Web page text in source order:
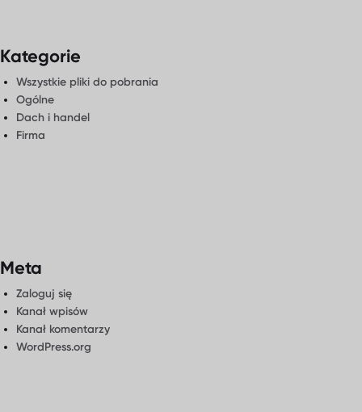
Kategorie
Wszystkie pliki do pobrania
Ogólne
Dach i handel
Firma
Meta
Zaloguj się
Kanał wpisów
Kanał komentarzy
WordPress.org